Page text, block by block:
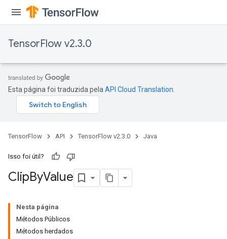
TensorFlow v2.3.0
Esta página foi traduzida pela API Cloud Translation
TensorFlow API TensorFlow v2.3.0 Java
Isso foi útil?
ClipByValue
Nesta página
Métodos Públicos
Métodos herdados